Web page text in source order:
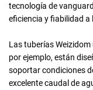
tecnología de
eficiencia y fiabilidad a
Las tuberías
por ejemplo, están
soportar condiciones
excelente caudal de